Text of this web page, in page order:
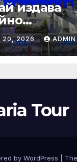
издава
дъжд
бури
20, 2026 ADMIN
Tour
by WordPress